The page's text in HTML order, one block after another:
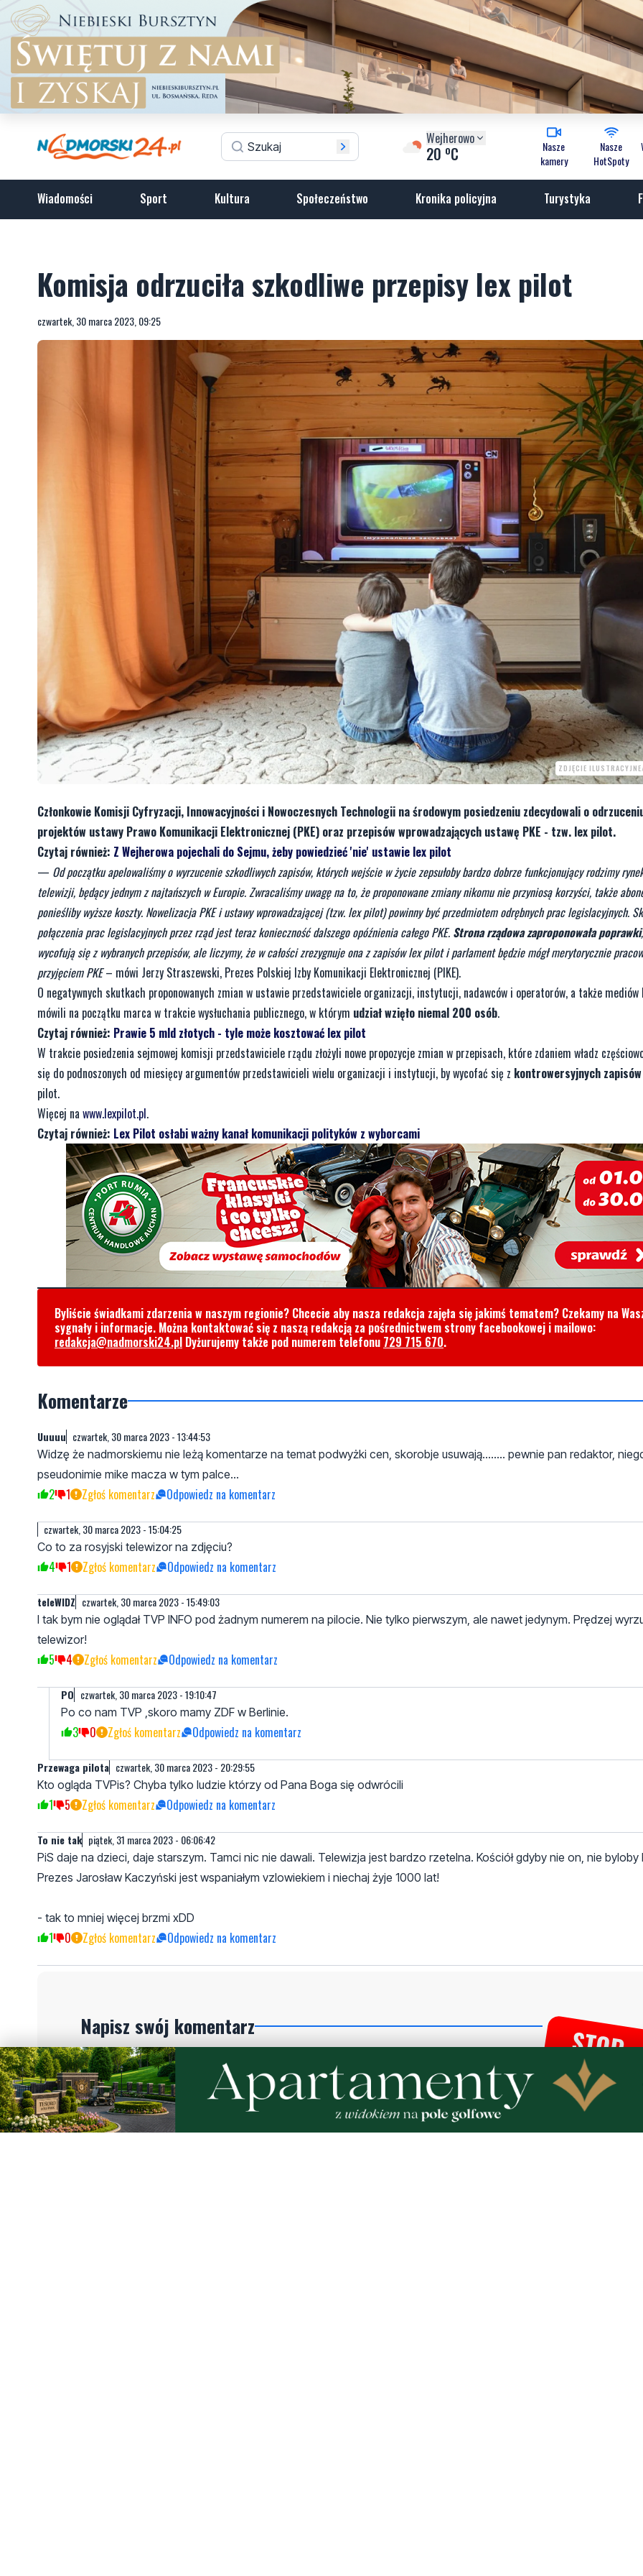
Wejherowo
20 oC
Nasze
kamery
Nasze
HotSpoty
Wiadomości Sport Kultura Społeczeństwo Kronika policyjna Turystyka
Komisja odrzuciła szkodliwe przepisy lex pilot
ZDJĘCIE
Członkowie Komisji Cyfryzacji, Innowacyjności i Nowoczesnych Technologii na środowym posiedzeniu zdecydowali o odrzuceniu
projektów ustawy Prawo Komunikacji Elektronicznej (PKE) oraz przepisów wprowadzających ustawę PKE - tzw. lex pilot.
Czytaj również:Z Wejherowa pojechali do Sejmu, żeby powiedzieć 'nie' ustawie lex pilot
—Od początku apelowaliśmy o wyrzucenie szkodliwych zapisów, których wejście w życie zepsułoby bardzo dobrze funkcjonujący rodzimy rynek
telewizji, będący jednym z najtańszych w Europie. Zwracaliśmy uwagę na to, że proponowane zmiany nikomu nie przyniosą korzyści, także
ponieśliby wyższe koszty. Nowelizacja PKE i ustawy wprowadzającej (tzw. lex pilot) powinny być przedmiotem odrębnych prac legislacyjnych.
połączenia prac legislacyjnych przez rząd jest teraz konieczność dalszego opóźnienia całego PKE.Strona rządowa zaproponowała poprawki
wycofują się z wybranych przepisów, ale liczymy, że w całości zrezygnuje ona z zapisów lex pilot i parlament będzie mógł merytorycznie
przyjęciem PKE– mówi Jerzy Straszewski, Prezes Polskiej Izby Komunikacji Elektronicznej (PIKE).
O negatywnych skutkach proponowanych zmian w ustawie przedstawiciele organizacji, instytucji, nadawców i operatorów, a także mediów
mówili na początku marca w trakcie wysłuchania publicznego, w którymudział wzięło niemal 200 osób.
Czytaj również:Prawie 5 mld złotych - tyle może kosztować lex pilot
W trakcie posiedzenia sejmowej komisji przedstawiciele rządu złożyli nowe propozycje zmian w przepisach, które zdaniem władz częściowo
się do podnoszonych od miesięcy argumentów przedstawicieli wielu organizacji i instytucji, by wycofać się zkontrowersyjnych zapisów
www.lexpilot.pl
Lex Pilot osłabi ważny kanał komunikacji polityków z wyborcami
Byliście świadkami zdarzenia w naszym regionie? Chcecie aby nasza redakcja zajęła się jakimś tematem? Czekamy na
sygnały i informacje. Można kontaktować się z naszą redakcją za pośrednictwem strony facebookowej i mailowo:
redakcja@nadmorski24.pl Dyżurujemy także pod numerem telefonu
Komentarze
Widzę że nadmorskiemu nie leżą komentarze na temat podwyżki cen, skorobje usuwają........ pewnie pan redaktor,
pseudonimie mike macza w tym palce...
2 1 Zgłoś komentarz
Co to za rosyjski telewizor na zdjęciu?
1 Zgłoś komentarz Odpowiedz na komentarz
I tak bym nie oglądał TVP INFO pod żadnym numerem na pilocie. Nie tylko pierwszym, ale nawet jedynym. Prędzej
telewizor!
5 4 Zgłoś komentarz Odpowiedz na komentarz
PO czwartek, 30 marca 2023 - 19:10:47
Po co nam TVP ,skoro mamy ZDF w Berlinie.
3 0 Zgłoś komentarz Odpowiedz na komentarz
Przewaga pilota czwartek, 30 marca 2023 - 20:29:55
Kto ogląda TVPis? Chyba tylko ludzie którzy od Pana Boga się odwrócili
1 5 Zgłoś komentarz Odpowiedz na komentarz
Prezes Jarosław Kaczyński jest wspaniałym vzlowiekiem i niechaj żyje 1000 lat!
- tak to mniej więcej brzmi xDD
1 0 Zgłoś komentarz Odpowiedz na komentarz